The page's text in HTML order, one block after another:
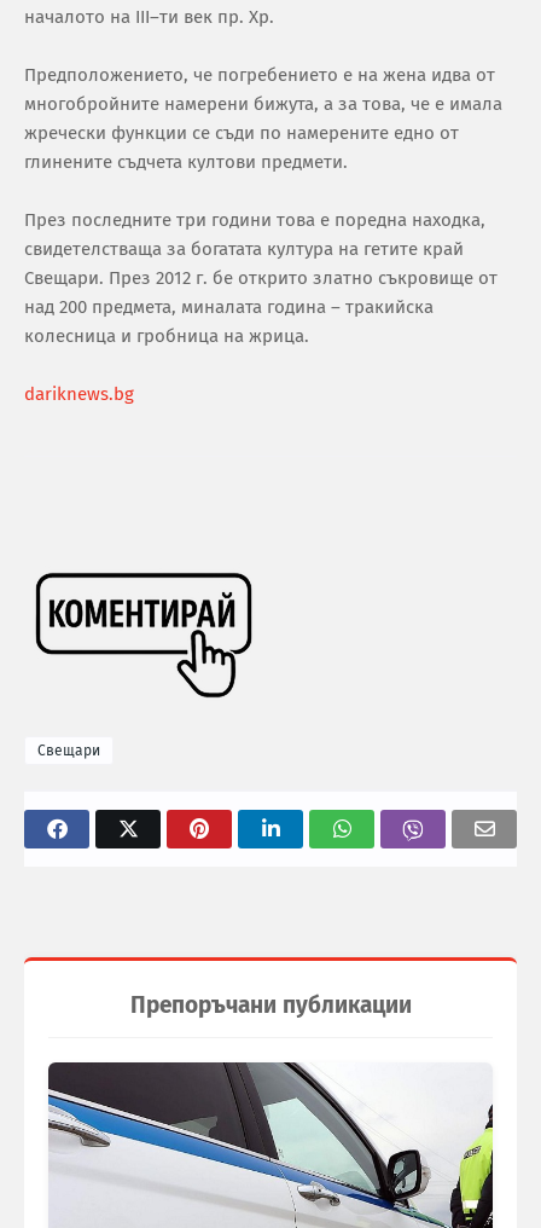
началото на III–ти век пр. Хр.
Предположението, че погребението е на жена идва от
многобройните намерени бижута, а за това, че е имала
жречески функции се съди по намерените едно от
глинените съдчета култови предмети.
През последните три години това е поредна находка,
свидетелстваща за богатата култура на гетите край
Свещари. През 2012 г. бе открито златно съкровище от
над 200 предмета, миналата година – тракийска
колесница и гробница на жрица.
dariknews.bg
Свещари
Препоръчани публикации